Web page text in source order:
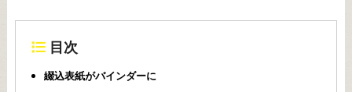
目次
綴込表紙がバインダーに